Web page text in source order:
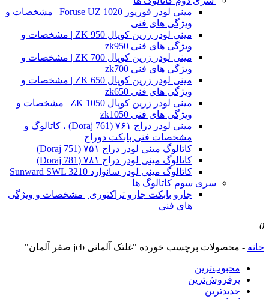
مینی لودر فوریوز Foruse UZ 1020 | مشخصات و
ویژگی های فنی
مینی لودر زرین کوپال ZK 950 | مشخصات و
ویژگی های فنی zk950
مینی لودر زرین کوپال ZK 700 | مشخصات و
ویژگی های فنی zk700
مینی لودر زرین کوپال ZK 650 | مشخصات و
ویژگی های فنی zk650
مینی لودر زرین کوپال ZK 1050 | مشخصات و
ویژگی های فنی zk1050
مینی لودر دراج ۷۶۱ (Doraj 761) ، کاتالوگ و
مشخصات فنی بابکت دوراج
کاتالوگ مینی لودر دراج ۷۵۱ (Doraj 751)
کاتالوگ مینی لودر دراج ۷۸۱ (Doraj 781)
کاتالوگ مینی لودر سانوارد Sunward SWL 3210
سری سوم کاتالوگ ها
جارو بابکت جارو تراکتوری | مشخصات و ویژگی
های فنی
0
خانه - محصولات برچسب خورده "غلتک آلمانی jcb صفر آلمان"
محبوب‌ترین
پرفروش‌ترین
جدیدترین